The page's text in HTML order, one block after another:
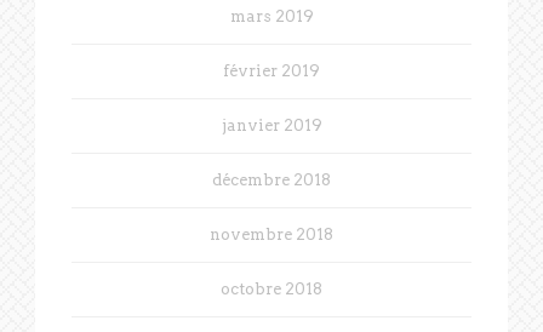
mars 2019
février 2019
janvier 2019
décembre 2018
novembre 2018
octobre 2018